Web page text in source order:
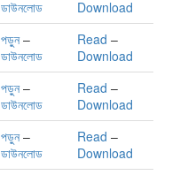
ডাউনলোড
Download
পড়ুন–
ডাউনলোড
Read –
Download
পড়ুন–
ডাউনলোড
Read –
Download
পড়ুন–
ডাউনলোড
Read –
Download